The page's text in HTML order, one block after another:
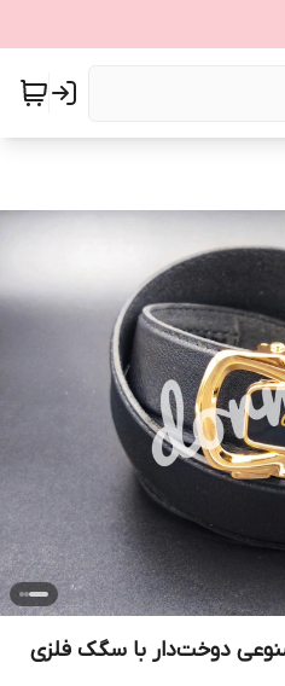
دوخت‌دار با سگک فلزی